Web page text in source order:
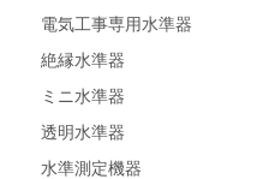
電気工事専用水準器
絶縁水準器
ミニ水準器
透明水準器
水準測定機器